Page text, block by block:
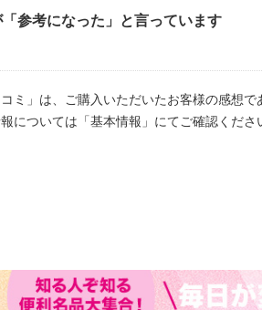
「参考になった」と言っています
コミ」は、ご購入いただいたお客様の感想
については「基本情報」にてご確認くださ